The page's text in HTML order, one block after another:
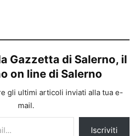
Gazzetta di Salerno, il
on line di Salerno
gli ultimi articoli inviati alla tua e-
mail.
Iscriviti